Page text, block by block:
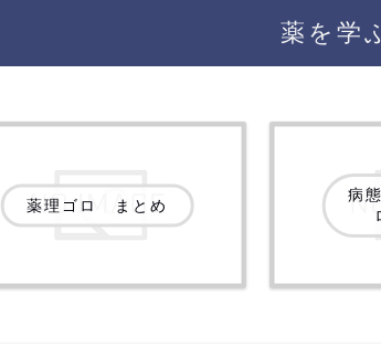
薬を学
薬理ゴロ まとめ
病